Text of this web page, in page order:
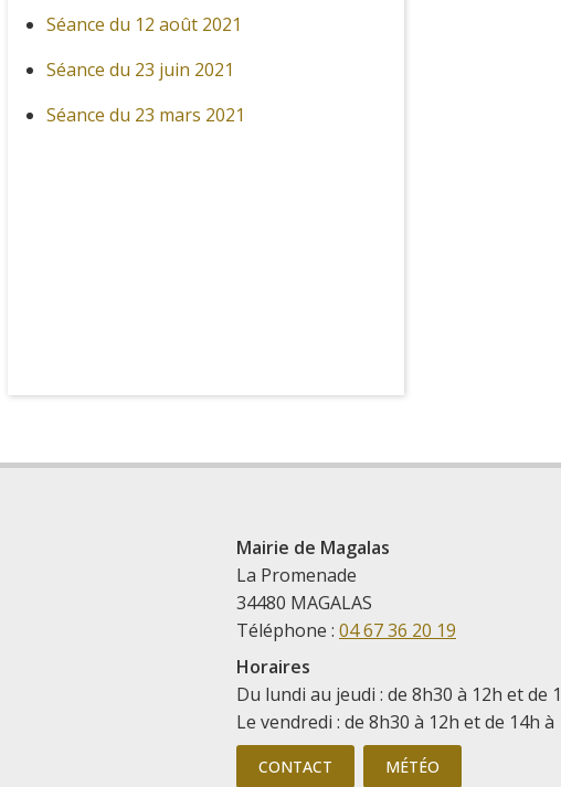
Séance du 12 août 2021
Séance du 23 juin 2021
Séance du 23 mars 2021
Mairie de Magalas
La Promenade
34480 MAGALAS
Téléphone : 04 67 36 20 19
Horaires
Du lundi au jeudi : de 8h30 à 12h et de
Le vendredi : de 8h30 à 12h et de 14h à
CONTACT MÉTÉO